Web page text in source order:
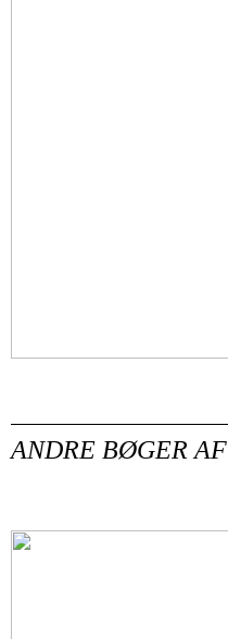
ANDRE BØGER AF